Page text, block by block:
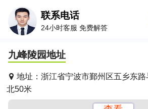
联系电话
24小时客服 免费解答
九峰陵园地址
地址： 浙江省宁波市鄞州区五乡东
北50米